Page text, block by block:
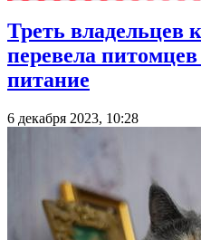
Треть владельцев
перевела
питание
6 декабря 2023, 10:28